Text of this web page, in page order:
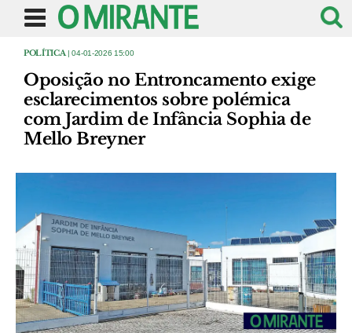
POLÍTICA | 04-01-2026 15:00
Oposição no Entroncamento exige
esclarecimentos sobre polémica
com Jardim de Infância Sophia de
Mello Breyner